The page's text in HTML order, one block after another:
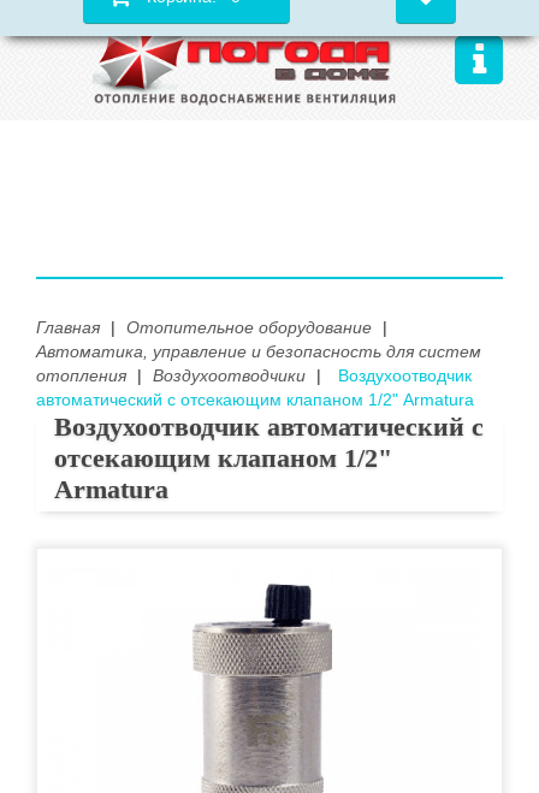
Главная | Отопительное оборудование
|
Автоматика, управление и безопасность для систем
отопления
| Воздухоотводчики |
Воздухоотводчик
автоматический с отсекающим клапаном 1/2" Armatura
Воздухоотводчик автоматический с
отсекающим клапаном 1/2"
Armatura